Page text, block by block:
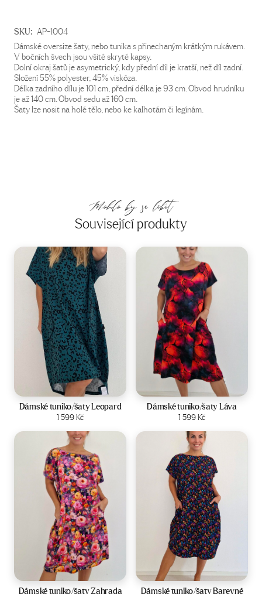
SKU: AP-1004
Dámské oversize šaty, nebo tunika s přinechaným krátkým rukávem.
V bočních švech jsou všité skryté kapsy.
Dolní okraj šatů je asymetrický, kdy přední díl je kratší, než díl zadní.
Složení 55% polyester, 45% viskóza.
Délka zadního dílu je 101 cm, přední délka je 93 cm. Obvod hrudníku
je až 140 cm. Obvod sedu až 160 cm.
Šaty lze nosit na holé tělo, nebo ke kalhotám či legínám.
Mohlo by se líbit
Související produkty
Velikost:44-50
Dámské tuniko/šaty Leopard
1 599Kč
Zobrazit produkt
Velikost: 44-50
Dámské tuniko/šaty Láva
1 599Kč
Zobrazit produkt
Velikost:44-50
Dámské tuniko/šaty Zahrada
Velikost:44-50
Dámské tuniko/šaty Barevné